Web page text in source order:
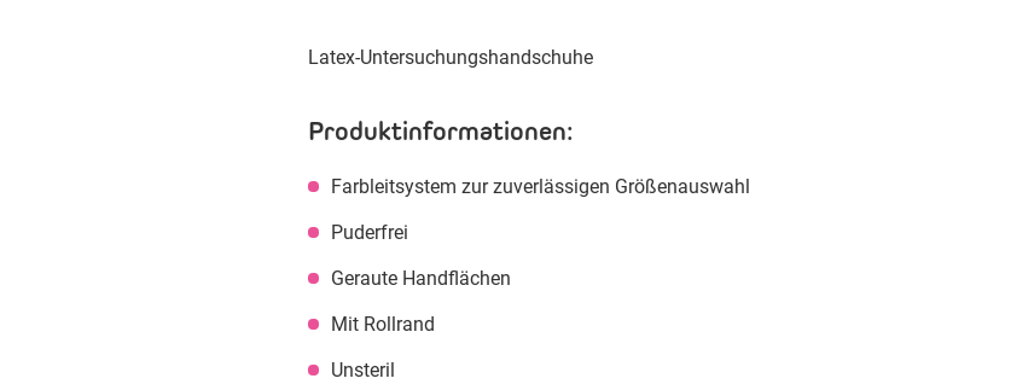
Latex-Untersuchungshandschuhe
Produktinformationen:
Farbleitsystem zur zuverlässigen Größenauswahl
Puderfrei
Geraute Handflächen
Mit Rollrand
Unsteril